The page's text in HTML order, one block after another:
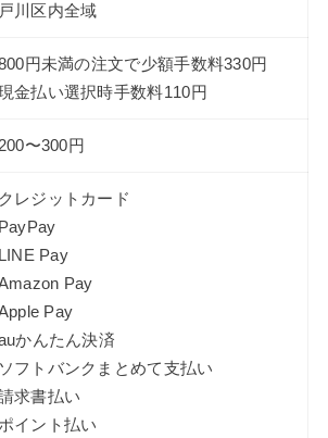
川区内全域
800円未満の注文で少額手数料330円
現金払い選択時手数料110円
〜300円
レジットカード
Pay
Pay
Pay
かんたん決済
ソフトバンクまとめて支払い
求書払い
イント払い